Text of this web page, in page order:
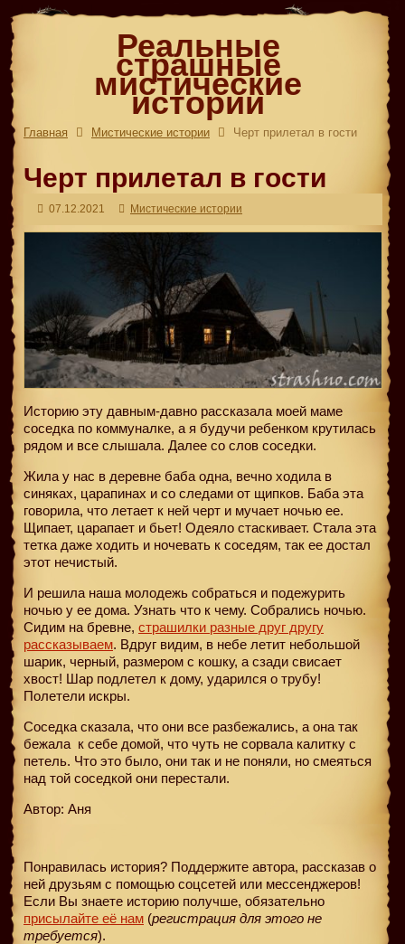
Реальные
страшные
мистические
истории
Главная Мистические истории Черт прилетал в гости
Черт прилетал в гости
07.12.2021 Мистические истории
Историю эту давным-давно рассказала моей маме
соседка по коммуналке, а я будучи ребенком крутилась
рядом и все слышала. Далее со слов соседки.
Жила у нас в деревне баба одна, вечно ходила в
синяках, царапинах и со следами от щипков. Баба эта
говорила, что летает к ней черт и мучает ночью ее.
Щипает, царапает и бьет! Одеяло стаскивает. Стала эта
тетка даже ходить и ночевать к соседям, так ее достал
этот нечистый.
И решила наша молодежь собраться и подежурить
ночью у ее дома. Узнать что к чему. Собрались ночью.
Сидим на бревне, страшилки разные друг другу
рассказываем. Вдруг видим, в небе летит небольшой
шарик, черный, размером с кошку, а сзади свисает
хвост! Шар подлетел к дому, ударился о трубу!
Полетели искры.
Соседка сказала, что они все разбежались, а она так
бежала к себе домой, что чуть не сорвала калитку с
петель. Что это было, они так и не поняли, но смеяться
над той соседкой они перестали.
Автор: Аня
Понравилась история? Поддержите автора, рассказав о
ней друзьям с помощью соцсетей или мессенджеров!
Если Вы знаете историю получше, обязательно
присылайте её нам (регистрация для этого не
требуется).